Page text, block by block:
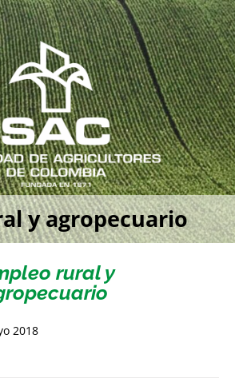
y agropecuario
rural y
2018